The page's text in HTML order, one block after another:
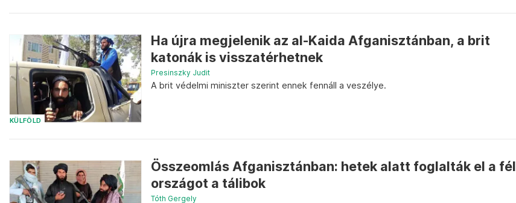
KÜLFÖLD
Ha újra megjelenik az al-Kaida Afganisztánban, a brit
katonák is visszatérhetnek
Presinszky Judit
A brit védelmi miniszter szerint ennek fennáll a veszélye.
Összeomlás Afganisztánban: hetek alatt foglalták el a fél
országot a tálibok
Tóth Gergely